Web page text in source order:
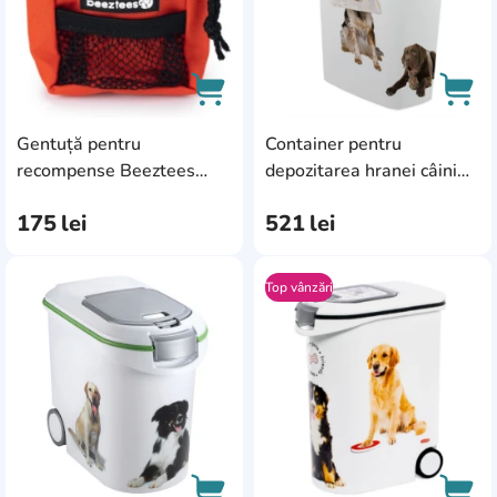
Gentuță pentru
recompense Beeztees
175lei
AddCardToCart
Container pentru
depozitarea hranei câini
521lei
AddCardToFavourite
Top vânzări